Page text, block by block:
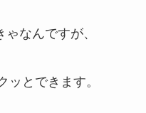
なんですが、
ッとできます。